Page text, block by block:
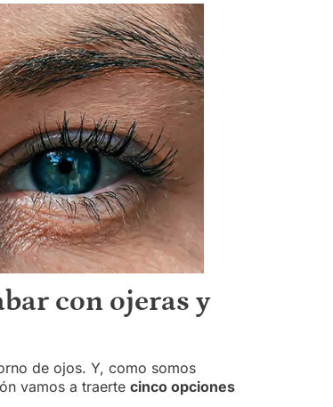
con ojeras y
de ojos. Y, como somos
vamos a traerte cinco opciones